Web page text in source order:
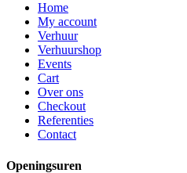
Home
My account
Verhuur
Verhuurshop
Events
Cart
Over ons
Checkout
Referenties
Contact
Openingsuren